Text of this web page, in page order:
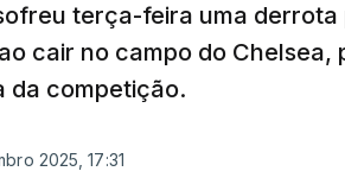
terça-feira uma derrota
cair no campo do Chelsea,
da competição.
2025, 17:31